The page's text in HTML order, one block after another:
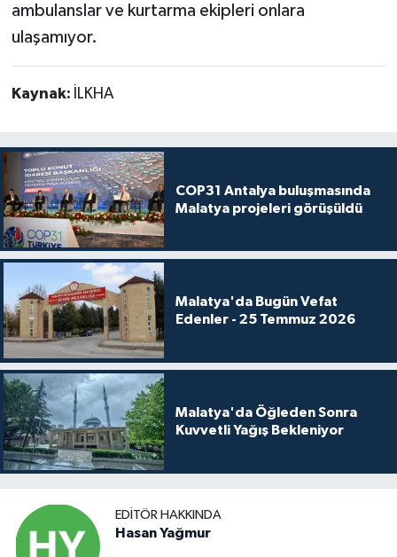
ambulanslar ve kurtarma ekipleri onlara
ulaşamıyor.
Kaynak: İLKHA
COP31 Antalya buluşmasında
Malatya projeleri görüşüldü
Malatya'da Bugün Vefat
Edenler - 25 Temmuz 2026
Malatya'da Öğleden Sonra
Kuvvetli Yağış Bekleniyor
EDITÖR HAKKINDA
Hasan Yağmur